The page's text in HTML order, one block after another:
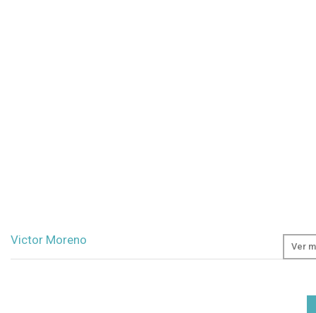
Victor Moreno Ver